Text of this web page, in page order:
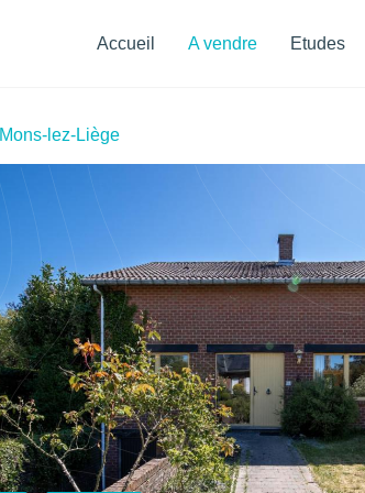
deAccueil A vendre Etudes
lez-Liège